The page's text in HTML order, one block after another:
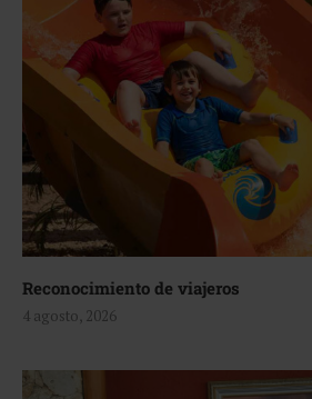
Reconocimiento de viajeros
4 agosto, 2026